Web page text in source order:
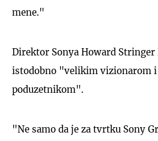
mene."
Direktor Sonya Howard
istodobno "velikim vizionarom
poduzetnikom".
"Ne samo da je za tvrtku Sony